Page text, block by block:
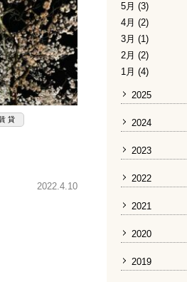
貸
2022.4.10
5月 (3)
4月 (2)
3月 (1)
2月 (2)
1月 (4)
2025
2024
2023
2022
2021
2020
2019